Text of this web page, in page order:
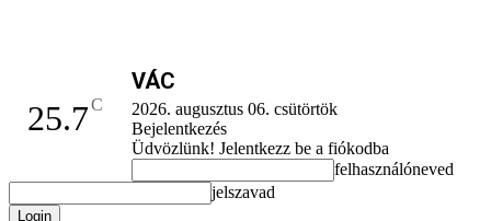
25.7C
VÁC
2026. augusztus 06. csütörtök
Bejelentkezés
Üdvözlünk! Jelentkezz be a fiókodba
felhasználóneved
jelszavad